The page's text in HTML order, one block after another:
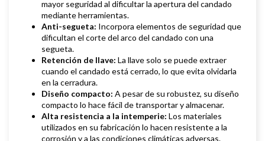
mayor seguridad al dificultar la apertura del candado
mediante herramientas.
Anti-segueta: Incorpora elementos de seguridad que
dificultan el corte del arco del candado con una
segueta.
Retención de llave: La llave solo se puede extraer
cuando el candado está cerrado, lo que evita olvidarla
en la cerradura.
Diseño compacto: A pesar de su robustez, su diseño
compacto lo hace fácil de transportar y almacenar.
Alta resistencia a la intemperie: Los materiales
utilizados en su fabricación lo hacen resistente a la
corrosión y a las condiciones climáticas adversas.